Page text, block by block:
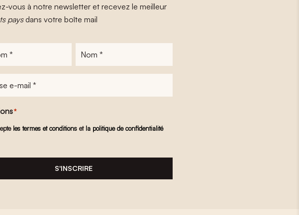
vous à notre newsletter et recevez le meilleur
paysdans votre boîte mail
Nom
*
les termes et conditionset la politique de confidentialité
S'INSCRIRE